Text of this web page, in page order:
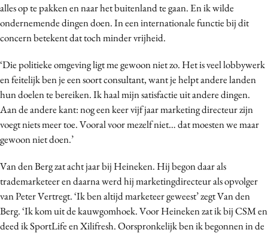
Programmatic
Purpose Marketing
Reputatie & crisis
alles op te pakken en naar het buitenland te gaan. En ik wilde
ondernemende dingen doen. In een internationale functie bij dit
concern betekent dat toch minder vrijheid.
‘Die politieke omgeving ligt me gewoon niet zo. Het is veel lobbywerk
en feitelijk ben je een soort consultant, want je helpt andere landen
hun doelen te bereiken. Ik haal mijn satisfactie uit andere dingen.
Aan de andere kant: nog een keer vijf jaar marketing directeur zijn
voegt niets meer toe. Vooral voor mezelf niet… dat moesten we maar
gewoon niet doen.’
Van den Berg zat acht jaar bij Heineken. Hij begon daar als
trademarketeer en daarna werd hij marketingdirecteur als opvolger
van Peter Vertregt. ‘Ik ben altijd marketeer geweest’ zegt Van den
Berg. ‘Ik kom uit de kauwgomhoek. Voor Heineken zat ik bij CSM en
deed ik SportLife en Xilifresh. Oorspronkelijk ben ik begonnen in de